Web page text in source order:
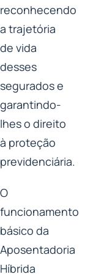
reconhecendo
a trajetória
de vida
desses
segurados e
garantindo-
lhes o direito
à proteção
previdenciária.
O
funcionamento
básico da
Aposentadoria
Híbrida